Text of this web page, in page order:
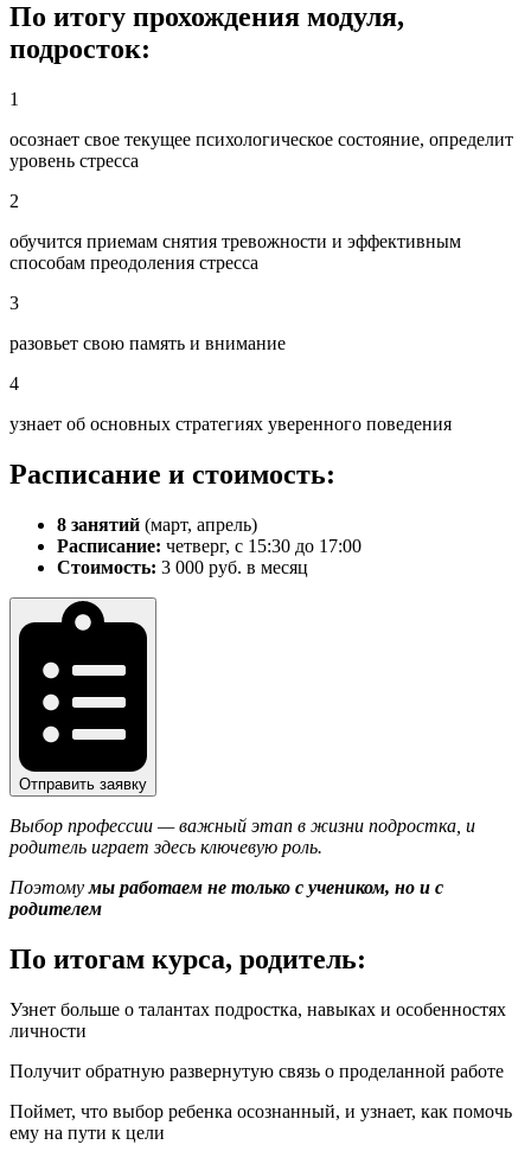
По итогу прохождения модуля,
подросток:
1
осознает свое текущее психологическое состояние, определит
уровень стресса
2
обучится приемам снятия тревожности и эффективным
способам преодоления стресса
3
разовьет свою память и внимание
4
узнает об основных стратегиях уверенного поведения
Расписание и стоимость:
8 занятий (март, апрель)
Расписание: четверг, с 15:30 до 17:00
Стоимость: 3 000 руб. в месяц
Отправить заявку
Выбор профессии — важный этап в жизни подростка, и
родитель играет здесь ключевую роль.
Поэтомумы работаем не только с учеником, но и с
родителем
По итогам курса, родитель:
Узнет больше о талантах подростка, навыках и особенностях
личности
Получит обратную развернутую связь о проделанной работе
Поймет, что выбор ребенка осознанный, и узнает, как помочь
ему на пути к цели